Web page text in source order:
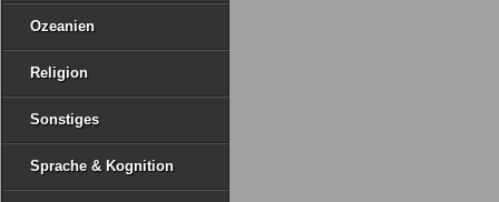
Ozeanien
Religion
Sonstiges
Sprache & Kognition